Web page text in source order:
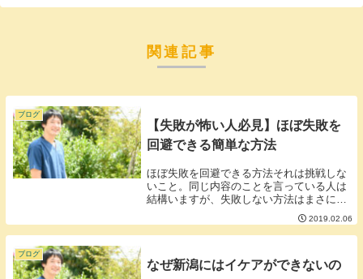
関連記事
ブログ
【失敗が怖い人必見】ほぼ失敗を
回避できる簡単な方法
ほぼ失敗を回避できる方法それは挑戦しな
いこと。同じ内容のことを言っている人は
結構いますが、失敗しない方法はまさに挑
戦しないことです。これでもう失敗するこ
とはほぼありません。失敗のリスクを負わ
なければ失敗することはありません。この
2019.02.06
ブログ
なぜ新潟にはイケアができないの